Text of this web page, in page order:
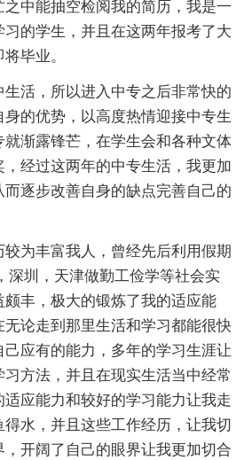
中能抽空检阅我的简历，我是一
的学生，并且在这两年报考了大
毕业。
生活，所以进入中专之后非常快的
的优势，以高度热情迎接中专生
渐露锋芒，在学生会和各种文体
经过这两年的中专生活，我更加
逐步改善自身的缺点完善自己的
为丰富我人，曾经先后利用假期
深圳，天津做勤工俭学等社会实
丰，极大的锻炼了我的适应能
论走到那里生活和学习都能很快
应有的能力，多年的学习生涯让
方法，并且在现实生活当中经常
应能力和较好的学习能力让我走
水，并且这些工作经历，让我切
开阔了自己的眼界让我更加切合